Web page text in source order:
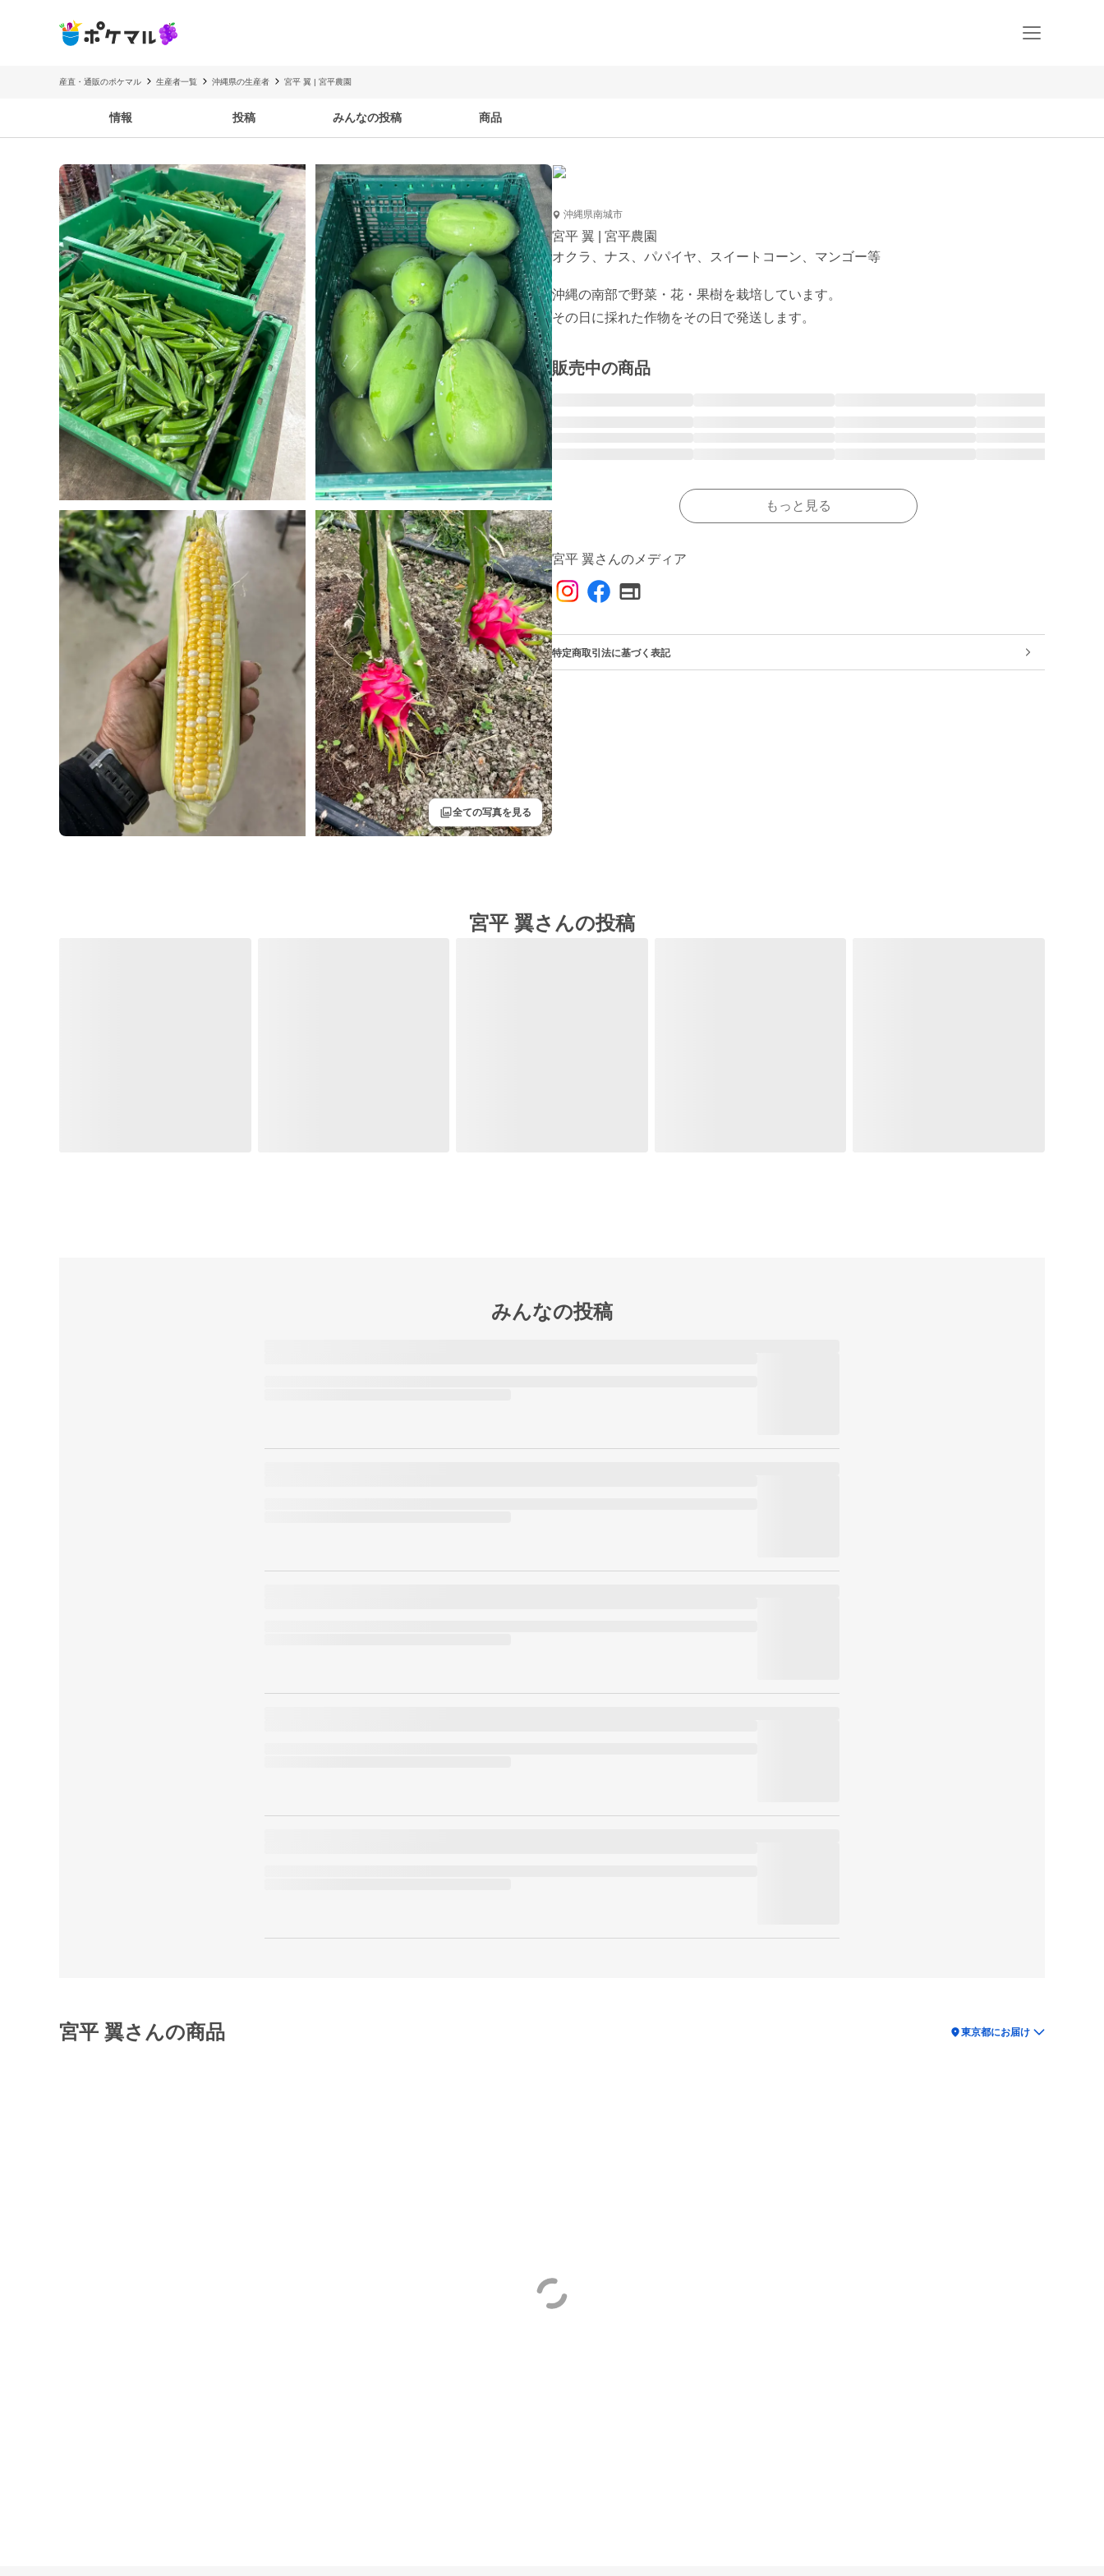
産直・通販のポケマル 生産者一覧 沖縄県の生産者 宮平 翼 | 宮平農園
情報 投稿 みんなの投稿 商品
filter全ての写真を見る
沖縄県南城市
宮平 翼 | 宮平農園
オクラ、ナス、パパイヤ、スイートコーン、マンゴー等
沖縄の南部で野菜・花・果樹を栽培しています。
その日に採れた作物をその日で発送します。
販売中の商品
もっと見る
宮平 翼さんのメディア
特定商取引法に基づく表記
宮平 翼さんの投稿
みんなの投稿
宮平 翼さんの商品 location_on東京都にお届け